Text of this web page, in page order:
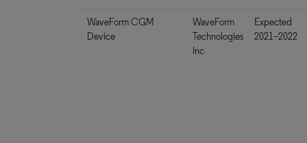
WaveForm CGM
Device
WaveForm
Technologies
Inc
Expected
2021–2022